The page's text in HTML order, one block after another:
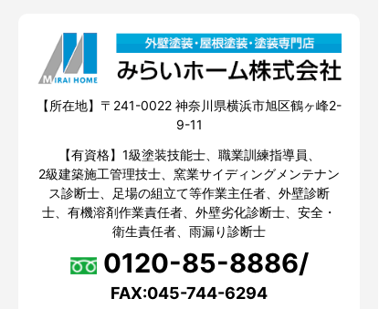
【所在地】〒241-0022 神奈川県横浜市旭区鶴ヶ峰2-
9-11
【有資格】1級塗装技能士、職業訓練指導員、
2級建築施工管理技士、窯業サイディングメンテナン
ス診断士、足場の組立て等作業主任者、外壁診断
士、有機溶剤作業責任者、外壁劣化診断士、安全・
衛生責任者、雨漏り診断士
0120-85-8886/
FAX:045-744-6294